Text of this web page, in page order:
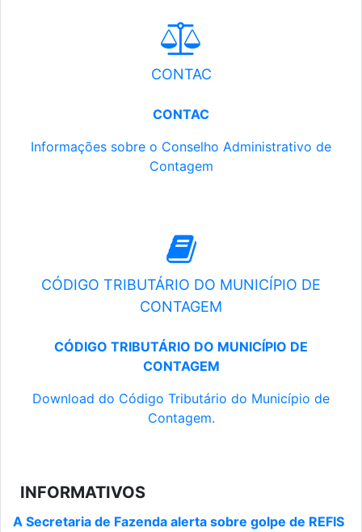
CONTAC
CONTAC
Informações sobre o Conselho Administrativo de
Contagem
CÓDIGO TRIBUTÁRIO DO MUNICÍPIO DE
CONTAGEM
CÓDIGO TRIBUTÁRIO DO MUNICÍPIO DE
CONTAGEM
Download do Código Tributário do Município de
Contagem.
INFORMATIVOS
A Secretaria de Fazenda alerta sobre golpe de REFIS